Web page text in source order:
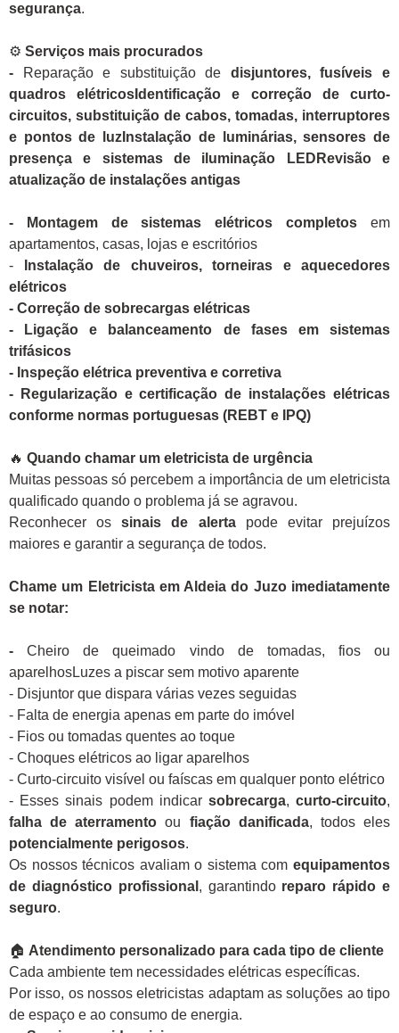
segurança.
⚙️ Serviços mais procurados
-
Reparação e substituição de disjuntores, fusíveis e
quadros elétricosIdentificação e correção de curto-
circuitos, substituição de cabos, tomadas, interruptores
e pontos de luzInstalação de luminárias, sensores de
presença e sistemas de iluminação LEDRevisão e
atualização de instalações antigas
- Montagem de sistemas elétricos completos em
apartamentos, casas, lojas e escritórios
-
Instalação de chuveiros, torneiras e aquecedores
elétricos
- Correção de sobrecargas elétricas
- Ligação e balanceamento de fases em sistemas
trifásicos
- Inspeção elétrica preventiva e corretiva
- Regularização e certificação de instalações elétricas
conforme normas portuguesas (REBT e IPQ)
🔥 Quando chamar um eletricista de urgência
Muitas pessoas só percebem a importância de um eletricista
qualificado quando o problema já se agravou.
Reconhecer ossinais de alertapode evitar prejuízos
maiores e garantir a segurança de todos.
Chame um Eletricista em Aldeia do Juzo imediatamente
se notar:
-Cheiro de queimado vindo de tomadas, fios ou
aparelhosLuzes a piscar sem motivo aparente
- Disjuntor que dispara várias vezes seguidas
- Falta de energia apenas em parte do imóvel
- Fios ou tomadas quentes ao toque
- Choques elétricos ao ligar aparelhos
- Curto-circuito visível ou faíscas em qualquer ponto elétrico
- Esses sinais podem indicar sobrecarga,curto-circuito,
falha de aterramento ou fiação danificada, todos eles
potencialmente perigosos.
Os nossos técnicos avaliam o sistema com equipamentos
de diagnóstico profissional , garantindo reparo rápido e
seguro.
🏠 Atendimento personalizado para cada tipo de cliente
Cada ambiente tem necessidades elétricas específicas.
Por isso, os nossos eletricistas adaptam as soluções ao tipo
de espaço e ao consumo de energia.